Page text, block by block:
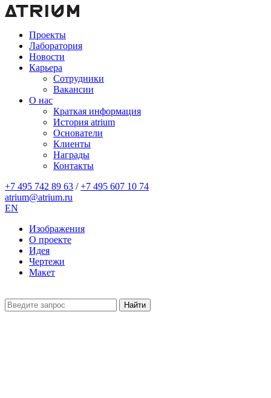
Проекты
Лаборатория
Новости
Карьера
Сотрудники
Вакансии
О нас
Краткая информация
История atrium
Основатели
Клиенты
Награды
Контакты
+7 495 742 89 63 / +7 495 607 10 74
atrium@atrium.ru
EN
Изображения
О проекте
Идея
Чертежи
Макет
Найти